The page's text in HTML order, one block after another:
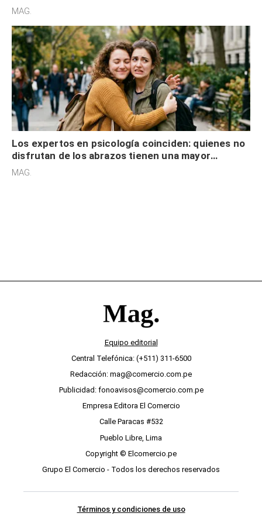
cognitiva, gratitud y no solo tienen autocontrol
MAG.
Los expertos en psicología coinciden: quienes no
disfrutan de los abrazos tienen una mayor
sensibilidad a los estímulos físicos y no es por
MAG.
Equipo editorial
Central Telefónica: (+511) 311-6500
Redacción: mag@comercio.com.pe
Publicidad: fonoavisos@comercio.com.pe
Empresa Editora El Comercio
Calle Paracas #532
Pueblo Libre, Lima
Copyright © Elcomercio.pe
Grupo El Comercio - Todos los derechos reservados
Términos y condiciones de uso